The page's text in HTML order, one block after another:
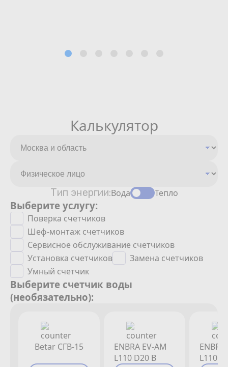
Калькулятор
Тип энергии:Вода Тепло
Выберите услугу:
Поверка счетчиков
Шеф-монтаж счетчиков
Сервисное обслуживание счетчиков
Установка счетчиков
Замена счетчиков
Умный счетчик
Выберите счетчик воды
(необязательно):
Betar СГВ-15
ENBRA EV-AM
L110 D20 B
L110